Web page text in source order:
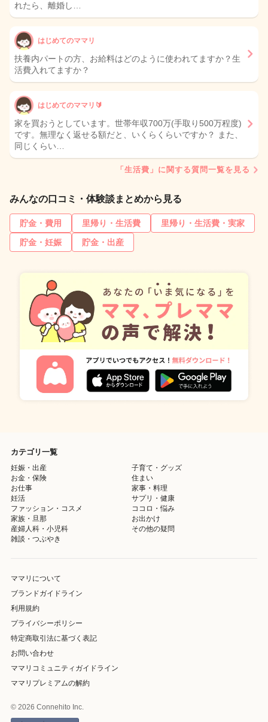
れたら、離婚し…
はじめてのママリ
扶養内パートの方、お給料はどのように使われてますか？生
活費入れてますか？
はじめてのママリ🔰
家を買おうとしています。世帯年収700万(手取り500万程度)
です。無理なく返せる額だと、いくらくらいですか？ また、
同じくらい…
「生活費」に関する質問一覧を見る
みんなの口コミ・体験談まとめから見る
貯金・費用 里帰り・生活費
里帰り・生活費・実家
貯金・妊娠
貯金・出産
カテゴリ一覧
妊娠・出産
子育て・グッズ
お金・保険
住まい
お仕事
家事・料理
妊活
サプリ・健康
ファッション・コスメ
ココロ・悩み
家族・旦那
お出かけ
産婦人科・小児科
その他の疑問
雑談・つぶやき
ママリについて
ブランドガイドライン
利用規約
プライバシーポリシー
特定商取引法に基づく表記
お問い合わせ
ママリコミュニティガイドライン
ママリプレミアムの解約
© 2026 Connehito Inc.